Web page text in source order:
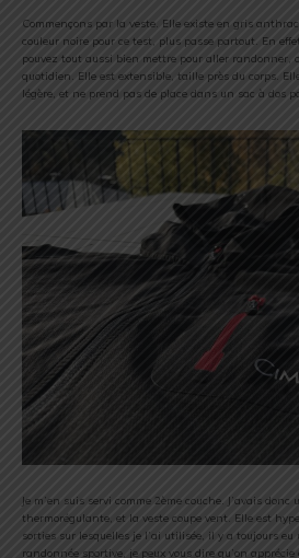
Commençons par la veste. Elle existe en gris
couleur noire pour ce test, plus passe partout. En
pouvez tout aussi bien mettre pour aller randonner,
quotidien. Elle est extensible, taille près du corps.
légère, et ne prend pas de place dans un sac à dos
Je m’en suis servi comme 2ème couche. J’avais donc
thermorégulante, et la veste coupe vent. Elle est
sorties sur lesquelles je l’ai utilisée, il y a toujours
randonnée sportive, je peux vous dire qu’on apprécie